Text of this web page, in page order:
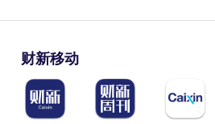
财新移动